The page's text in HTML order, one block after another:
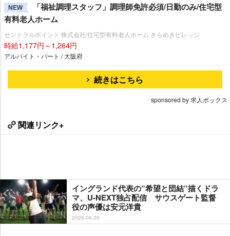
NEW
「福祉調理スタッフ」調理師免許必須/日勤のみ/住宅型
有料老人ホーム
セントラルポイント 株式会社/住宅型有料老人ホーム きらめきビレッジ
時給1,177円～1,264円
アルバイト・パート / 大阪府
続きはこちら
sponsored by 求人ボックス
関連リンク+
イングランド代表の”希望と団結”描くドラ
マ、U-NEXT独占配信 サウスゲート監督
役の声優は安元洋貴
2026-06-29